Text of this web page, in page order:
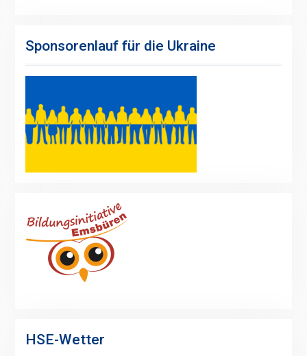
Sponsorenlauf für die Ukraine
HSE-Wetter